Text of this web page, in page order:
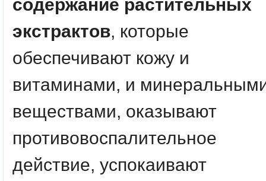
содержание растительных
экстрактов, которые
обеспечивают кожу и
витаминами, и
веществами, оказывают
противовоспалительное
действие, успокаивают